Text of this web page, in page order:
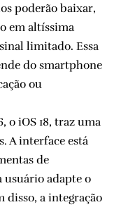
poderão baixar,
em altíssima
limitado. Essa
do smartphone
ou
o iOS 18, traz uma
A interface está
de
usuário adapte o
disso, a integração